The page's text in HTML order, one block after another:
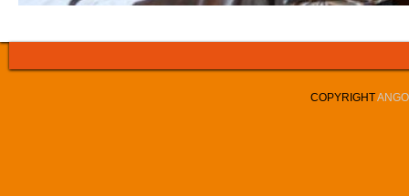
COPYRIGHT